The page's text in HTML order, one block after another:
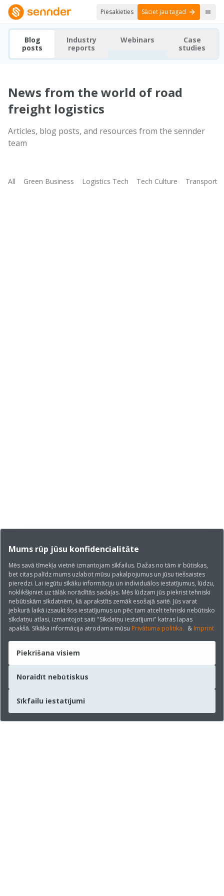
Piesakieties Sāciet jau tagad
Mums rūp jūsu konfidencialitāte
Mēs savā tīmekļa vietnē izmantojam sīkfailus. Dažas no tām ir būtiskas,
bet citas palīdz mums uzlabot mūsu pakalpojumus un jūsu tiešsaistes
pieredzi. Lai iegūtu sīkāku informāciju un individuālos iestatījumus, lūdzu,
noklikšķiniet uz tālāk norādītās sadaļas. Mēs lūdzam jūs piekrist tehniski
nebūtiskām sīkdatnēm, kā aprakstīts zemāk esošajā saitē. Jūs varat
jebkurā laikā izsaukt šos iestatījumus un pēc tam atcelt tehniski nebūtisko
sīkdatņu atlasi, izmantojot saiti "Sīkdatņu iestatījumi" katras lapas
apakšā. Sīkāka informācija atrodama mūsu Privātuma politika. & Imprint
Piekrišana visiem
Noraidīt nebūtiskus
Sīkfailu iestatījumi
Blog
posts
Industry
reports
Webinars
Case
studies
News from the world of road
freight logistics
Articles, blog posts, and resources from the sennder
team
All Green Business Logistics Tech Tech Culture Transport